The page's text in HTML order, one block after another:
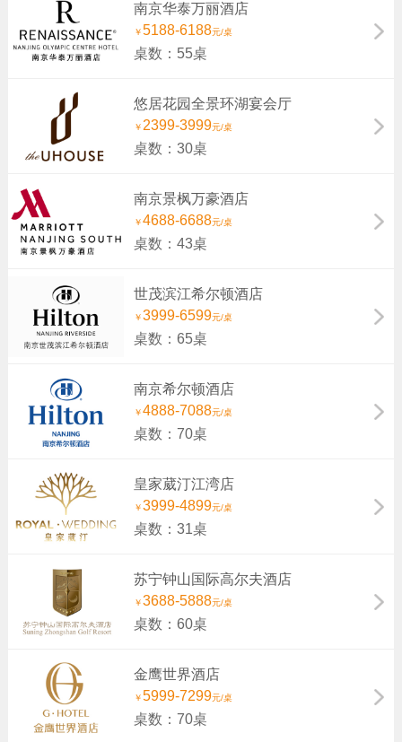
南京华泰万丽酒店
￥5188-6188元/桌
桌数：55桌
悠居花园全景环湖宴会厅
￥ 2399-3999元/桌
桌数：30桌
南京景枫万豪酒店
￥4688-6688元/桌
桌数：43桌
世茂滨江希尔顿酒店
￥3999-6599元/桌
桌数：65桌
南京希尔顿酒店
￥4888-7088元/桌
桌数：70桌
皇家葳汀江湾店
￥3999-4899元/桌
桌数：31桌
苏宁钟山国际高尔夫酒店
￥3688-5888元/桌
桌数：60桌
金鹰世界酒店
￥5999-7299元/桌
桌数：70桌